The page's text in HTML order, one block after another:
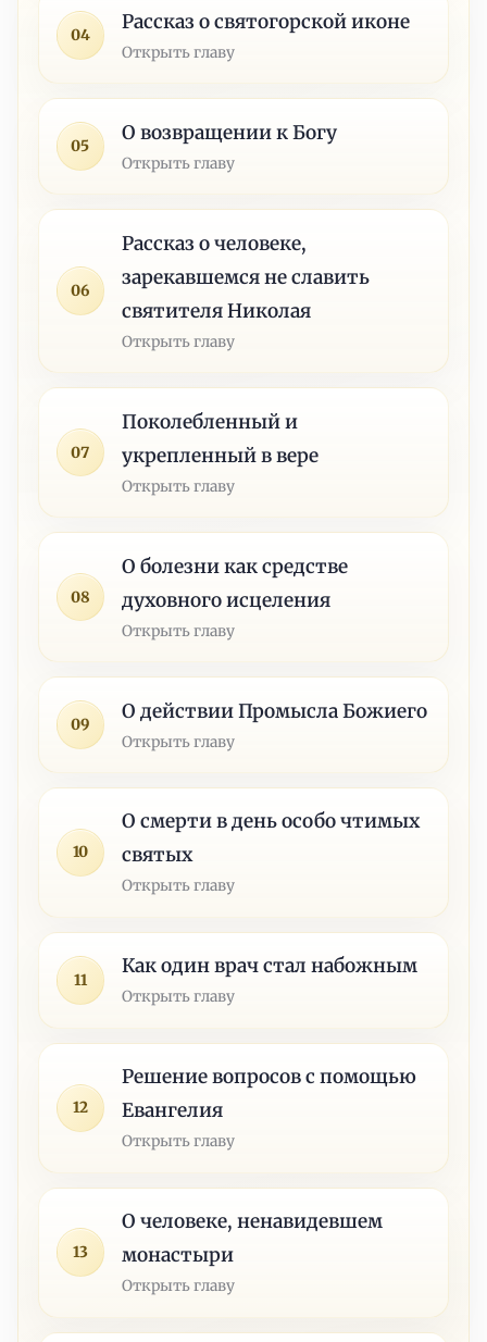
04
Рассказ о святогорской иконе
Открыть главу
05
О возвращении к Богу
Открыть главу
06
Рассказ о человеке,
зарекавшемся не славить
святителя Николая
Открыть главу
07
Поколебленный и
укрепленный в вере
Открыть главу
08
О болезни как средстве
духовного исцеления
Открыть главу
09
О действии Промысла Божиего
Открыть главу
10
О смерти в день особо чтимых
святых
Открыть главу
11
Как один врач стал набожным
Открыть главу
12
Решение вопросов с помощью
Евангелия
Открыть главу
13
О человеке, ненавидевшем
монастыри
Открыть главу